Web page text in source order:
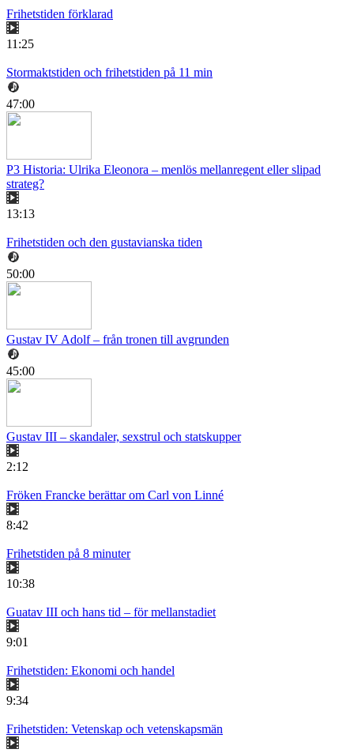
Frihetstiden förklarad
11:25
Stormaktstiden och frihetstiden på 11 min
47:00
P3 Historia: Ulrika Eleonora – menlös mellanregent eller slipad
strateg?
13:13
Frihetstiden och den gustavianska tiden
50:00
Gustav IV Adolf – från tronen till avgrunden
45:00
Gustav III – skandaler, sexstrul och statskupper
2:12
Fröken Francke berättar om Carl von Linné
8:42
Frihetstiden på 8 minuter
10:38
Guatav III och hans tid – för mellanstadiet
9:01
Frihetstiden: Ekonomi och handel
9:34
Frihetstiden: Vetenskap och vetenskapsmän